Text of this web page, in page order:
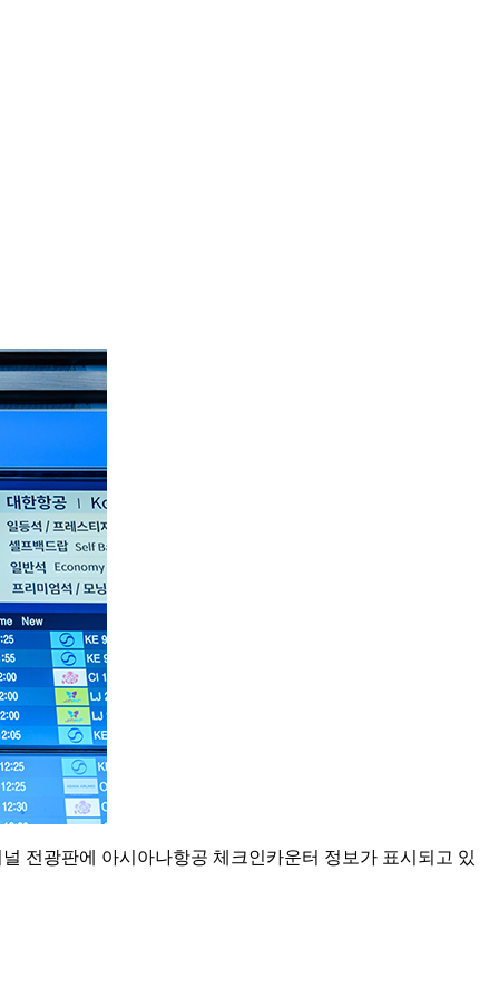
전광판에 아시아나항공 체크인카운터 정보가 표시되고 있